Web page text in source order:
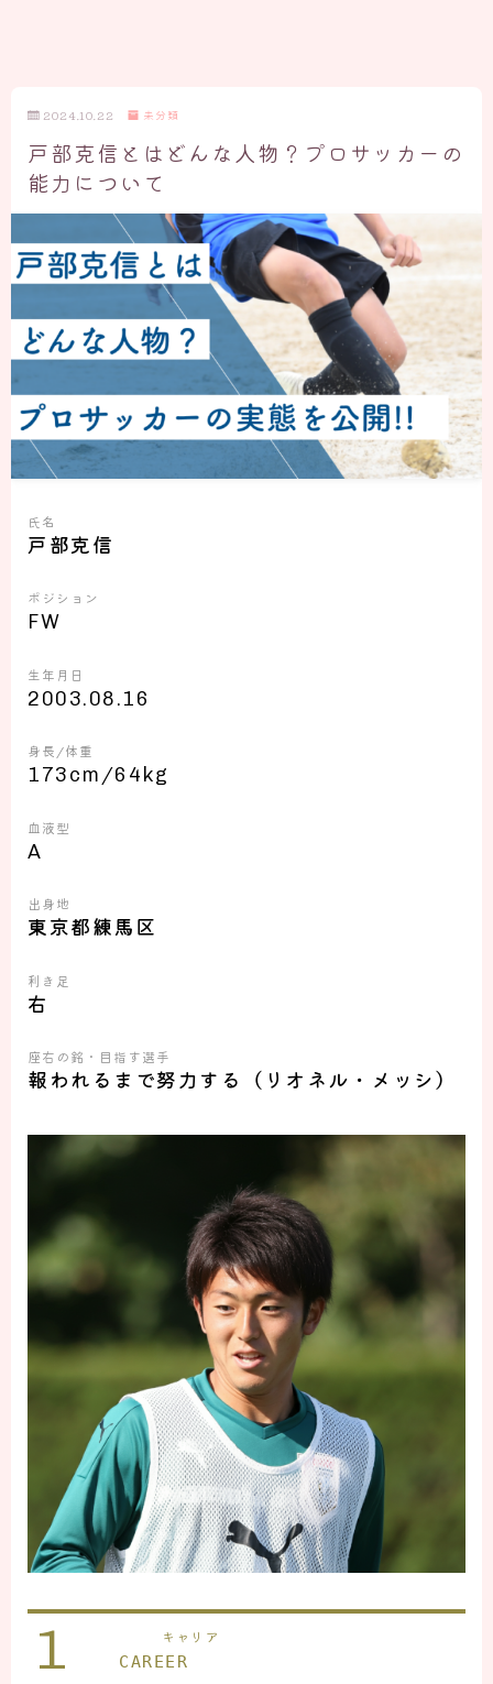
2024.10.22 未分類
戸部克信とはどんな人物？プロサッカーの
能力について
氏名
戸部克信
ポジション
FW
生年月日
2003.08.16
身長/体重
173cm/64kg
血液型
A
出身地
東京都練馬区
利き足
右
座右の銘・目指す選手
報われるまで努力する （リオネル・メッシ）
1 キャリア
CAREER